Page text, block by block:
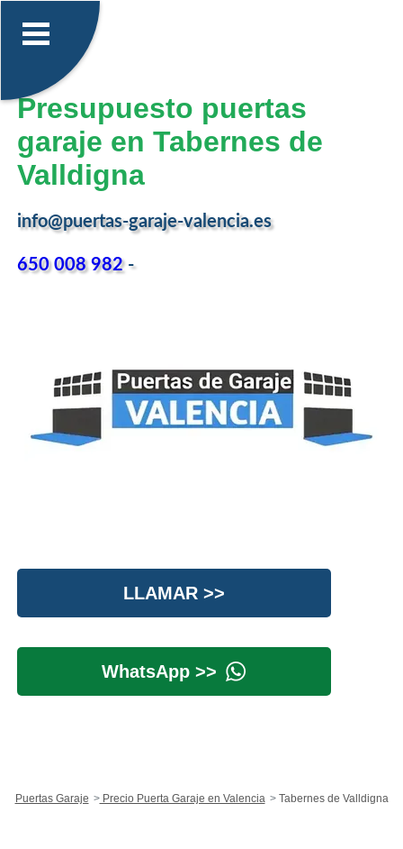
Presupuesto puertas
garaje en Tabernes de
Valldigna
info@puertas-garaje-valencia.es
650 008 982-
LLAMAR >>
WhatsApp >>
Puertas Garaje Precio Puerta Garaje en Valencia Tabernes de Valldigna